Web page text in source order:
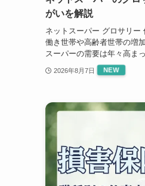
がいを解説
ネットスーパー グロサリー
働き世帯や高齢者世帯の増
スーパーの需要は年々高ま
2026年8月7日